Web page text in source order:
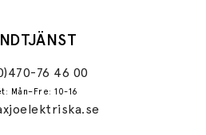
76 46 00
Mån–Fre: 10-16